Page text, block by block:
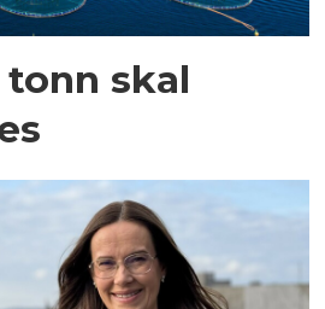
tonn skal